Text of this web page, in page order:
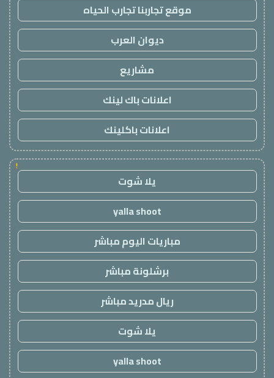
موقع تجاربنا تجارب الحياه
ديوان العرب
مشاريع
اعلانات باك لينك
اعلانات باكلينك
!
يلا شوت
yalla shoot
مباريات اليوم مباشر
برشلونة مباشر
ريال مدريد مباشر
يلا شوت
yalla shoot